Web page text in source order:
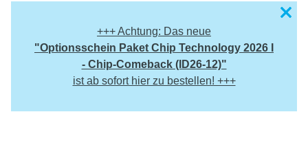
+++ Achtung: Das neue
"Optionsschein Paket Chip Technology 2026 I
- Chip-Comeback (ID26-12)"
ist ab sofort hier zu bestellen! +++